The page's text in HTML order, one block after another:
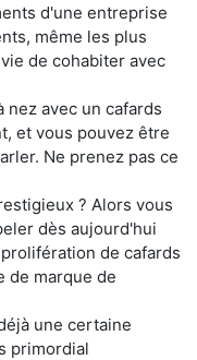
d'une entreprise
même les plus
de cohabiter avec
avec un cafards
et vous pouvez être
Ne prenez pas ce
? Alors vous
dès aujourd'hui
de cafards
de marque de
une certaine
primordial